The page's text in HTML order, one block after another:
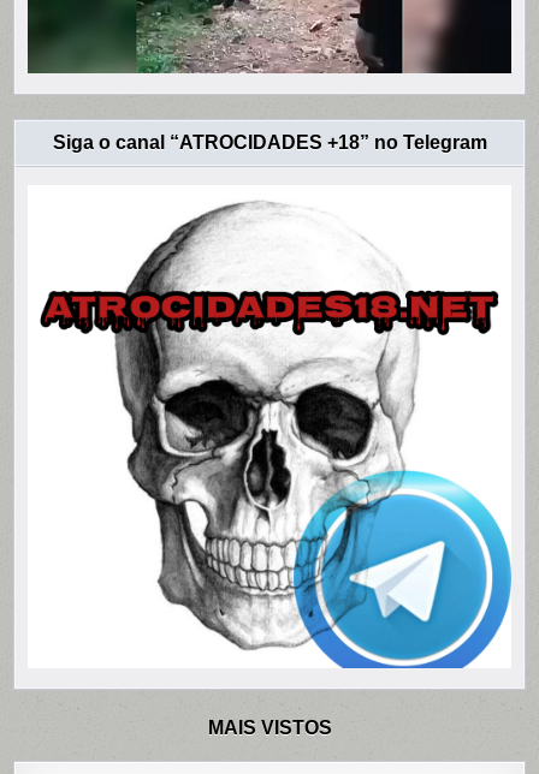
Siga o canal “ATROCIDADES +18” no Telegram
MAIS VISTOS